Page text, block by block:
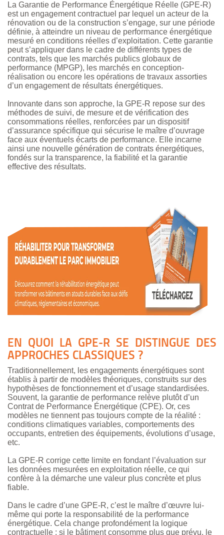
La Garantie de Performance Énergétique Réelle (GPE-R)
est un engagement contractuel par lequel un acteur de la
rénovation ou de la construction s’engage, sur une période
définie, à atteindre un niveau de performance énergétique
mesuré en conditions réelles d’exploitation. Cette garantie
peut s’appliquer dans le cadre de différents types de
contrats, tels que les marchés publics globaux de
performance (MPGP), les marchés en conception-
réalisation ou encore les opérations de travaux assorties
d’un engagement de résultats énergétiques.
Innovante dans son approche, la GPE-R repose sur des
méthodes de suivi, de mesure et de vérification des
consommations réelles, renforcées par un dispositif
d’assurance spécifique qui sécurise le maître d’ouvrage
face aux éventuels écarts de performance. Elle incarne
ainsi une nouvelle génération de contrats énergétiques,
fondés sur la transparence, la fiabilité et la garantie
effective des résultats.
EN QUOI LA GPE-R SE DISTINGUE DES
APPROCHES CLASSIQUES ?
Traditionnellement, les engagements énergétiques sont
établis à partir de modèles théoriques, construits sur des
hypothèses de fonctionnement et d’usage standardisées.
Souvent, la garantie de performance relève plutôt d’un
Contrat de Performance Énergétique (CPE). Or, ces
modèles ne tiennent pas toujours compte de la réalité :
conditions climatiques variables, comportements des
occupants, entretien des équipements, évolutions d’usage,
etc.
La GPE-R corrige cette limite en fondant l’évaluation sur
les données mesurées en exploitation réelle, ce qui
confère à la démarche une valeur plus concrète et plus
fiable.
Dans le cadre d’une GPE-R, c’est le maître d’œuvre lui-
même qui porte la responsabilité de la performance
énergétique. Cela change profondément la logique
contractuelle : si le bâtiment consomme plus que prévu, le